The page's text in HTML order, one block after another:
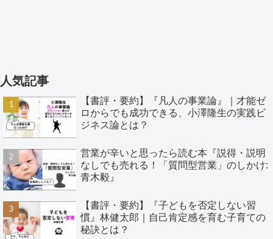
人気記事
【書評・要約】『凡人の事業論』｜才能ゼ
ロからでも成功できる、小澤隆生の実践ビ
ジネス論とは？
営業が辛いと思ったら読む本『説得・説明
なしでも売れる！「質問型営業」のしかけ:
青木毅』
【書評・要約】『子どもを否定しない習
慣』林健太郎｜自己肯定感を育む子育ての
秘訣とは？